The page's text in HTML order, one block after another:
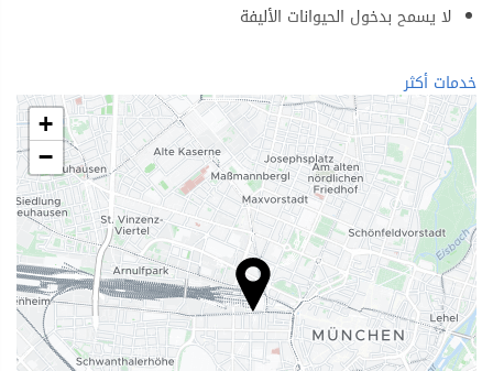
لا يسمح بدخول الحيوانات الأليفة
الرفاهية
منتجع صحي (Spa)
حمام (بخار)
ساونا
صالة ألعاب رياضية
خدمات الاستقبال
مكتب استقبال على مدار 24 ساعة
تخزين الأمتعة
خدمات أكثر
+
−